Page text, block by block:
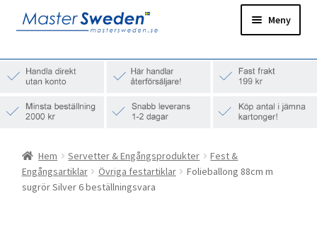
Hoppa
till
Hoppa
till
Meny
Hem
Hem Servetter & Engångsprodukter
Fest &
Engångsartiklar
Övriga festartiklar
Folieballong 88cm m
sugrör Silver 6 beställningsvara